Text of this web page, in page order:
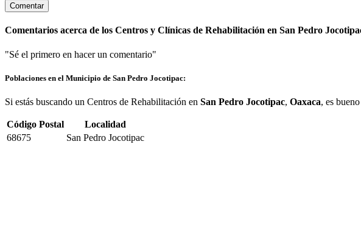
Comentarios acerca de los Centros y Clínicas de Rehabilitación en San Pedro
"Sé el primero en hacer un comentario"
Poblaciones en el Municipio de San Pedro Jocotipac:
Si estás buscando un Centros de Rehabilitación en San Pedro Jocotipac, Oaxaca, es
Código Postal
Localidad
68675
San Pedro Jocotipac